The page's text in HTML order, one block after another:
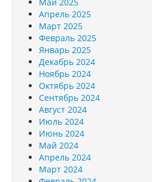
Апрель 2025
Март 2025
Февраль 2025
Январь 2025
Декабрь 2024
Ноябрь 2024
Октябрь 2024
Сентябрь 2024
Август 2024
Июль 2024
Июнь 2024
Май 2024
Апрель 2024
Март 2024